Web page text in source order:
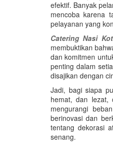
efektif. Banyak
mencoba karena
pelayanan yang
Catering Nasi
membuktikan
dan komitmen
penting dalam
disajikan dengan
Jadi, bagi siapa
hemat, dan lezat,
mengurangi
berinovasi dan
tentang dekorasi
senang.